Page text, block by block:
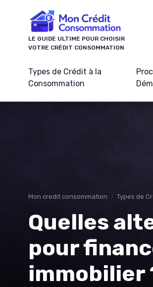
LE GUIDE ULTIME POUR CHOISIR
VOTRE CRÉDIT CONSOMMATION
Types de Crédit à la
Consommation
Mon credit consommation Types de
Quelles
pour
immobilier